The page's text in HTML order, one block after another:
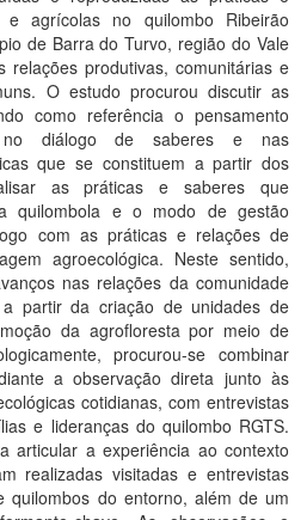
e agrícolas no quilombo Ribeirão
de Barra do Turvo, região do Vale
relações produtivas, comunitárias e
O estudo procurou discutir as
como referência o pensamento
no diálogo de saberes e nas
que se constituem a partir dos
as práticas e saberes que
quilombola e o modo de gestão
com as práticas e relações de
agroecológica. Neste sentido,
nas relações da comunidade
partir da criação de unidades de
da agrofloresta por meio de
procurou-se combinar
a observação direta junto às
cotidianas, com entrevistas
e lideranças do quilombo RGTS.
articular a experiência ao contexto
realizadas visitadas e entrevistas
quilombos do entorno, além de um